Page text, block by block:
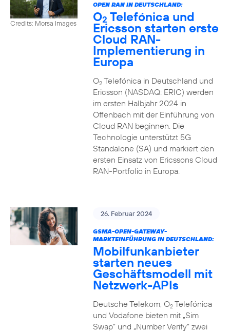
Credits: Morsa Images
OPEN RAN IN DEUTSCHLAND:
O2 Telefónica und
Ericsson starten erste
Cloud RAN-
Implementierung in
Europa
O2Telefónica in Deutschland und
Ericsson (NASDAQ: ERIC) werden
im ersten Halbjahr 2024 in
Offenbach mit der Einführung von
Cloud RAN beginnen. Die
Technologie unterstützt 5G
Standalone (SA) und markiert den
ersten Einsatz von Ericssons Cloud
RAN-Portfolio in Europa.
26. Februar 2024
GSMA-OPEN-GATEWAY-
MARKTEINFÜHRUNG IN DEUTSCHLAND:
Mobilfunkanbieter
starten neues
Geschäftsmodell mit
Netzwerk-APIs
Deutsche Telekom, O2Telefónica
und Vodafone bieten mit „Sim
Swap“ und „Number Verify“ zwei